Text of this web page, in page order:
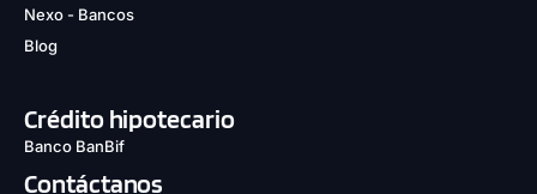
Nexo - Bancos
Blog
Crédito hipotecario
Banco BanBif
Contáctanos